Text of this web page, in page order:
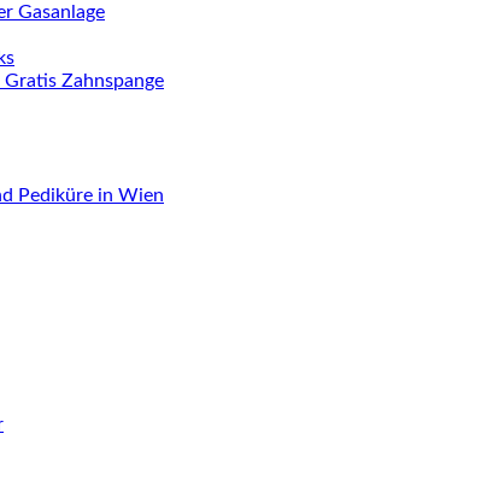
Gasanlage
Zahnspange
Pediküre in Wien